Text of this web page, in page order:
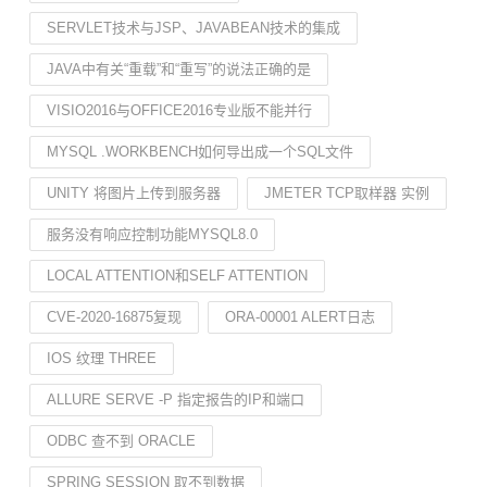
SERVLET技术与JSP、JAVABEAN技术的集成
JAVA中有关“重载”和“重写”的说法正确的是
VISIO2016与OFFICE2016专业版不能并行
MYSQL .WORKBENCH如何导出成一个SQL文件
UNITY 将图片上传到服务器 JMETER TCP取样器 实例
服务没有响应控制功能MYSQL8.0
LOCAL ATTENTION和SELF ATTENTION
CVE-2020-16875复现 ORA-00001 ALERT日志
IOS 纹理 THREE
ALLURE SERVE -P 指定报告的IP和端口
ODBC 查不到 ORACLE
SPRING SESSION 取不到数据